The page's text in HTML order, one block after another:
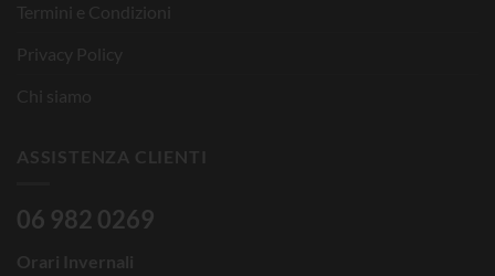
Termini e Condizioni
Privacy Policy
Chi siamo
ASSISTENZA CLIENTI
06 982 0269
Orari Invernali